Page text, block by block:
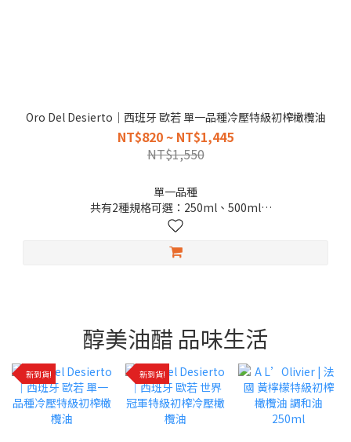
Oro Del Desierto｜西班牙 歐若 單一品種冷壓特級初榨橄欖油
NT$820 ~ NT$1,445
NT$1,550
單一品種
共有2種規格可選：250ml、500ml
2026.12.31
🤩喜歡橄欖油濃郁草香與橄欖油特殊辛辣口感的你，一定要試試
醇美油醋 品味生活
新到貨! 新到貨!